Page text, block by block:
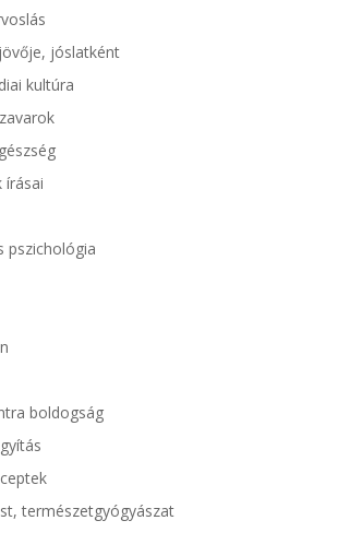
jóslatként
kultúra
írásai
pszichológia
boldogság
természetgyógyászat